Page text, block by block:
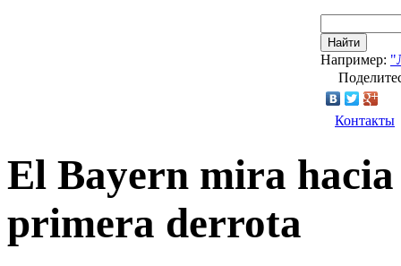
Найти
Например:
Контакты
El Bayern mira hacia
primera derrota